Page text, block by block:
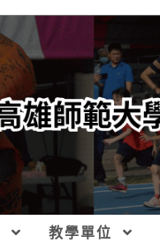
教學單位